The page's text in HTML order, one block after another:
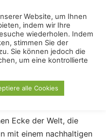
Klappbettund
und Komfort – die
Ecke der Welt, die
mit einem nachhaltigen
Website, um Ihnen
indem wir Ihre
wiederholen. Indem
stimmen Sie der
Sie können jedoch die
um eine kontrollierte
alle Cookies